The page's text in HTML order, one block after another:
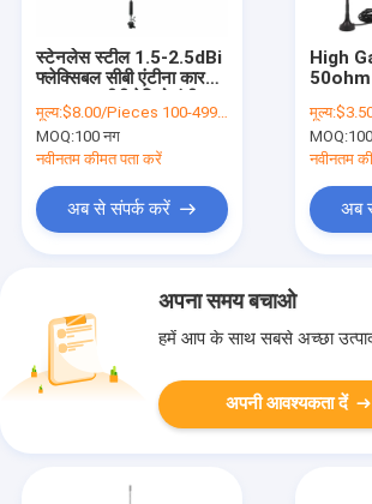
स्टेनलेस स्टील 1.5-2.5dBi
फ्लेक्सिबल सीबी एंटीना कार
मूल्य:$8.00/Pieces 100-499 Pieces
MOQ:100 नग
नवीनतम कीमत पता करें
अब से संपर्क करें
High
मूल्य:
MOQ:
नवीनतम
अब
अपना समय बचाओ
हमें आप के साथ सबसे अच्छा
अपनी आवश्यकता दें